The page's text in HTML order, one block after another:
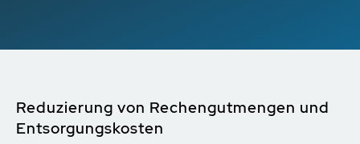
Reduzierung von Rechengutmengen und
Entsorgungskosten